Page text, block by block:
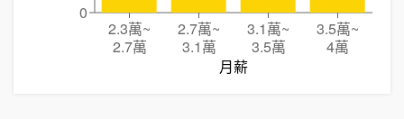
2.3萬~
2.7萬
2.7萬~
3.1萬
3.1萬~
3.5萬
3.5萬~
4萬
月薪
0